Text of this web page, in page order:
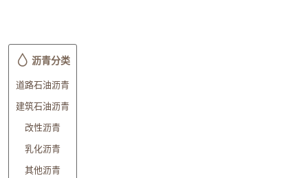
沥青分类
道路石油沥青
建筑石油沥青
改性沥青
乳化沥青
其他沥青